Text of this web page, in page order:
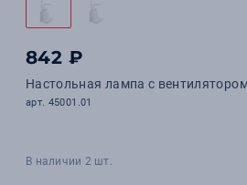
842 ₽
Настольная лампа c
арт. 45001.01
В наличии 2 шт.